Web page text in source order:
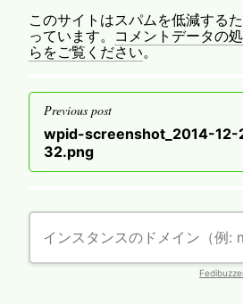
このサイトはスパムを低減する
っています。 コメントデータの
らをご覧ください。
投
稿
ナ
ビ
シ
ョ
Previous post
Previous
post
wpid-screenshot_2014-
32.png